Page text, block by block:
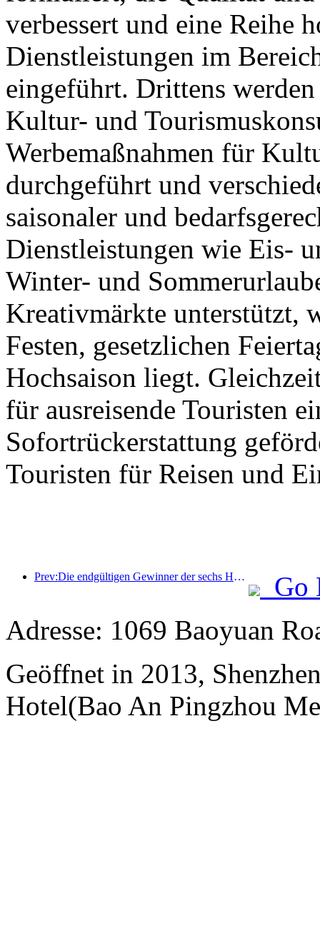
verbessert und eine Reihe
Dienstleistungen im
eingeführt. Drittens
Kultur- und
Werbemaßnahmen für
durchgeführt und
saisonaler und
Dienstleistungen wie Eis-
Winter- und
Kreativmärkte unterstützt,
Festen, gesetzlichen
Hochsaison liegt.
für ausreisende Touristen
Sofortrückerstattung
Touristen für Reisen und
Prev:Die endgültigen Gewinner der sechs Hauptpreise wurden bekanntgegeben, über hundert Hotels und Unternehmen erhalten jährlich Auszeichnungen!
Go
Adresse: 1069 Baoyuan
Geöffnet in 2013,
Hotel(Bao An Pingzhou